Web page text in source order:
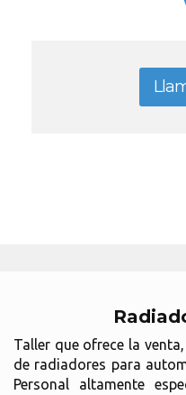
Taller que ofrece la
de radiadores para
Personal altamente